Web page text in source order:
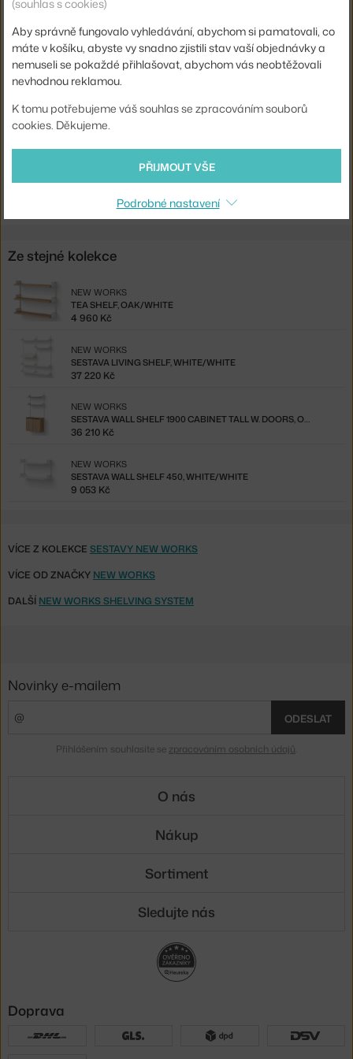
Šířka:
Barva:
bílá
Materiál:
lakovaná MDF, hliník
Komponenty sestav: hotové konfigurace
Kód produktu
NWK-41983
Ze stejné kolekce
TEA SHELF, OAK/WHITE
NEW WORKS
4 960 Kč
SESTAVA LIVING SHELF, WHITE/WHITE
NEW WORKS
37 220 Kč
SESTAVA WALL SHELF 1900 CABINET TALL W. DOORS, OAK/WHITE
NEW WORKS
36 210 Kč
SESTAVA WALL SHELF 450, WHITE/WHITE
NEW WORKS
9 053 Kč
VÍCE Z KOLEKCE SESTAVY NEW WORKS
VÍCE OD ZNAČKY NEW WORKS
DALŠÍ NEW WORKS SHELVING SYSTEM
(souhlas s cookies)
Aby správně fungovalo vyhledávání, abychom si pamatovali, co
máte v košíku, abyste vy snadno zjistili stav vaší objednávky a
nemuseli se pokaždé přihlašovat, abychom vás neobtěžovali
nevhodnou reklamou.
K tomu potřebujeme váš souhlas se zpracováním souborů
cookies. Děkujeme.
PŘIJMOUT VŠE
Podrobné nastavení
Novinky e-mailem
ODESLAT
Přihlášením souhlasíte se zpracováním osobních údajů
O nás
Nákup
Sortiment
Sledujte nás
Doprava